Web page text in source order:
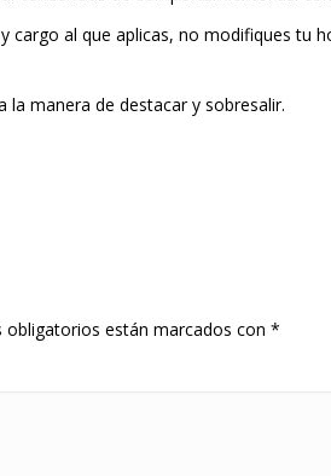
cargo al que aplicas, no modifiques tu
la manera de destacar y sobresalir.
obligatorios están marcados con *